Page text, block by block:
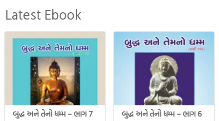
Latest Ebook
બુદ્ધ અને તેનો ધમ્મ – ભાગ 7 બુદ્ધ અને તેનો ધમ્મ – ભાગ 6